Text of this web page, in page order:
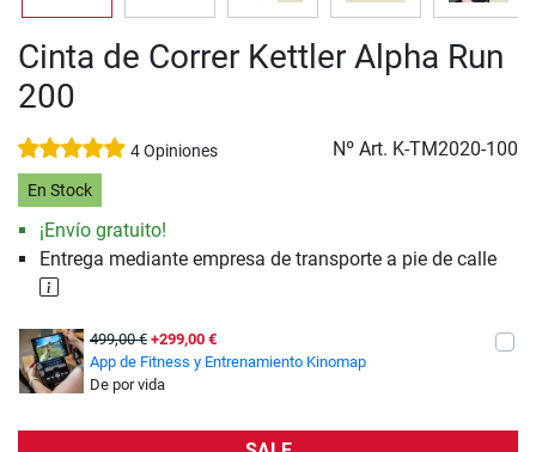
Cinta de Correr Kettler Alpha Run
200
4 Opiniones Nº Art. K-TM2020-100
En Stock
¡Envío gratuito!
Entrega mediante empresa de transporte a pie de calle
499,00 € +299,00 €
App de Fitness y Entrenamiento Kinomap
De por vida